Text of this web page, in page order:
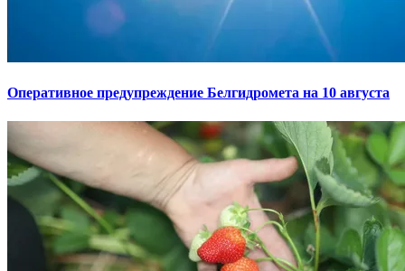
Оперативное предупреждение Белгидромета на 10 августа